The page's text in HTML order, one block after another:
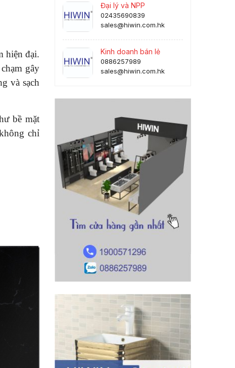
hiện đại.
gây
và sạch
bề mặt
chỉ
Đại lý và NPP
02435690839
sales@hiwin.com.hk
Kinh doanh bán lẻ
0886257989
sales@hiwin.com.hk